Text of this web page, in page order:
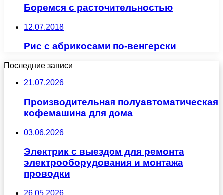
Боремся с расточительностью
12.07.2018
Рис с абрикосами по-венгерски
Последние записи
21.07.2026
Производительная полуавтоматическая
кофемашина для дома
03.06.2026
Электрик с выездом для ремонта
электрооборудования и монтажа
проводки
26.05.2026